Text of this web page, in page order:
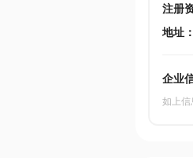
注册
地址：
企业
如上信